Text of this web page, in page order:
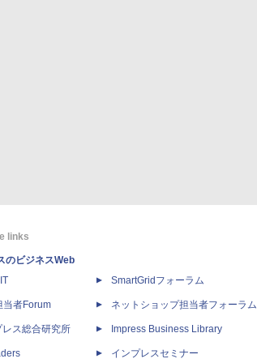
links
のビジネスWeb
当者Forum
レス総合研究所
SmartGridフォーラム
ネットショップ担当者フォーラム
Impress Business Library
インプレスセミナー